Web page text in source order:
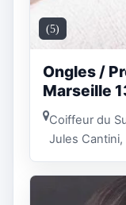
(5)
Ongles /
Marseille
Coiffeur du
Jules Cantini,